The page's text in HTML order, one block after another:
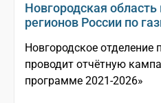
Новгородская область
регионов России по
Новгородское отделение
проводит отчётную
программе 2021-2026»